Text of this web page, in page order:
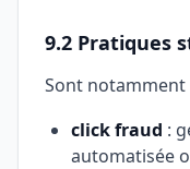
9.2 Pratiques
Sont
click fraud :
automatisée